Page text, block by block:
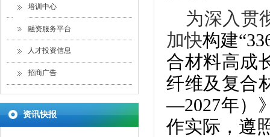
培训中心
融资服务平台
人才投资信息
招商广告
资讯快报
为深入贯
加快构建“
合材料高成
纤维及复合
—2027年）
作实际，遵